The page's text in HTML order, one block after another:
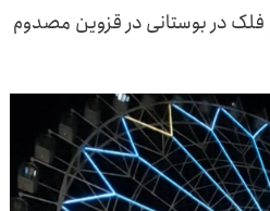
و فلک در بوستانی در قزوین مصدوم